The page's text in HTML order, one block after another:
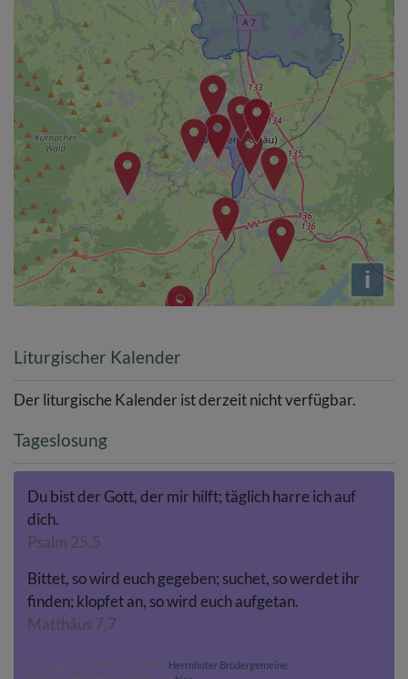
i
Liturgischer Kalender
Der liturgische Kalender ist derzeit nicht verfügbar.
Tageslosung
Du bist der Gott, der mir hilft; täglich harre ich auf
dich.
Psalm 25,5
Bittet, so wird euch gegeben; suchet, so werdet ihr
finden; klopfet an, so wird euch aufgetan.
Matthäus 7,7
© Evangelische Brüder-Unität – Herrnhuter Brüdergemeine